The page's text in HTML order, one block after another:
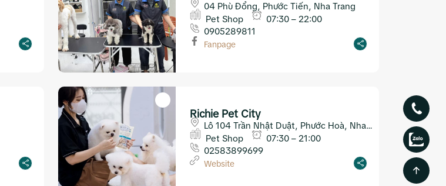
04 Phù Đổng, Phước Tiến, Nha Trang
Pet Shop
07:30 – 22:00
0905289811
Fanpage
Richie Pet City
Lô 104 Trần Nhật Duật, Phước Hoà, Nha
Trang
Pet Shop
07:30 – 21:00
02583899699
Website